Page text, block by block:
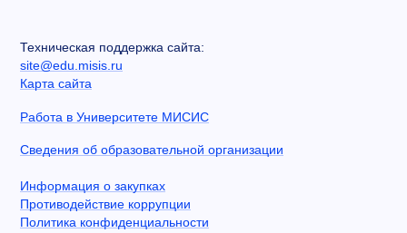
Техническая поддержка сайта:
site@edu.misis.ru
Карта сайта
Работа в Университете МИСИС
Сведения об образовательной организации
Информация о закупках
Противодействие коррупции
Политика конфиденциальности